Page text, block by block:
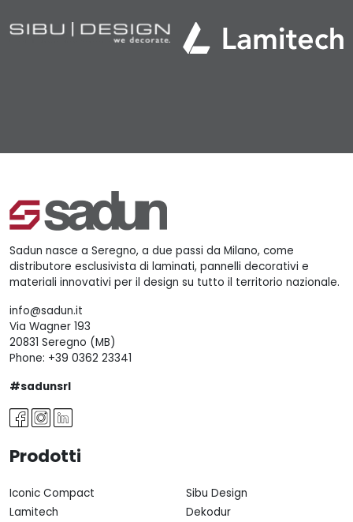
Sadun nasce a Seregno, a due passi da Milano, come
distributore esclusivista di laminati, pannelli decorativi e
materiali innovativi per il design su tutto il territorio nazionale.
info@sadun.it
Via Wagner 193
20831 Seregno (MB)
Phone: +39 0362 23341
#sadunsrl
Prodotti
Iconic Compact
Sibu Design
Lamitech
Dekodur